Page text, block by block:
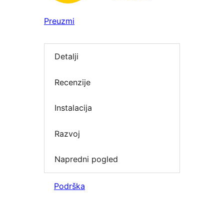
Preuzmi
Detalji
Recenzije
Instalacija
Razvoj
Napredni pogled
Podrška